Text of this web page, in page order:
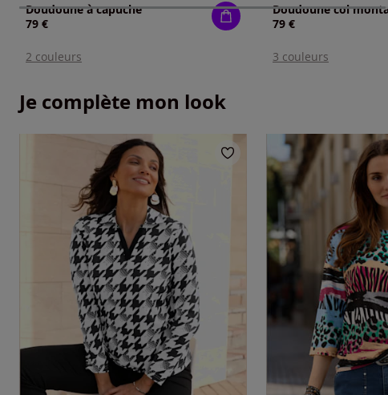
Doudoune à capuche
79 €
2 couleurs
79 €
3 couleurs
Je complète mon look